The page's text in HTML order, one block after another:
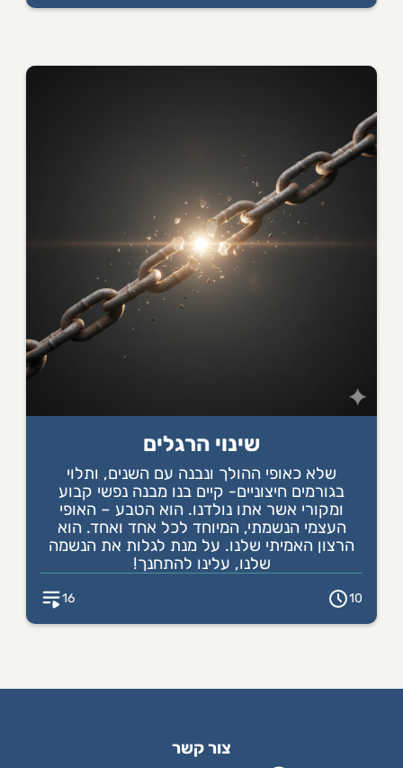
שינוי הרגלים
שלא כאופי ההולך ונבנה עם השנים, ותלוי
בגורמים חיצוניים- קיים בנו מבנה נפשי קבוע
ומקורי אשר אתו נולדנו. הוא הטבע – האופי
העצמי הנשמתי, המיוחד לכל אחד ואחד. הוא
הרצון האמיתי שלנו. על מנת לגלות את הנשמה
שלנו, עלינו להתחנך!
10
16
צור קשר